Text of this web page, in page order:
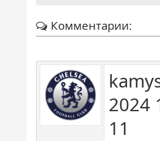
Комментарии:
2024
11